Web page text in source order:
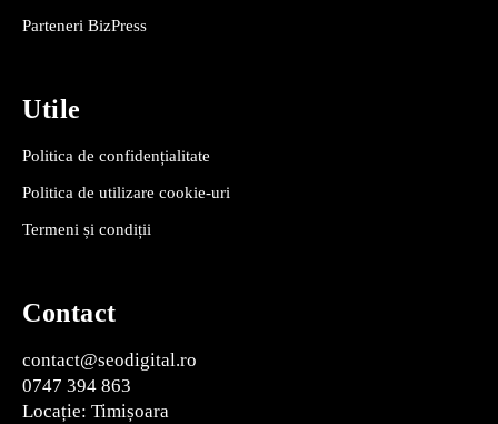
Parteneri BizPress
Utile
Politica de confidențialitate
Politica de utilizare cookie-uri
Termeni și condiții
Contact
contact@seodigital.ro
0747 394 863
Locație: Timișoara